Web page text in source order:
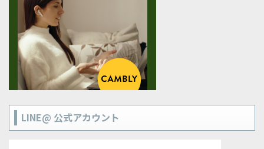
LINE@ 公式アカウント